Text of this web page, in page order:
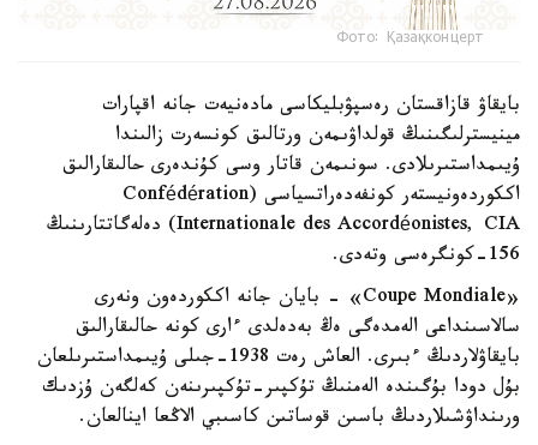
Фото: Қазақконцерт
بايقاۋ قازاقستان رەسپۋبليكاسى مادەنيەت جانە اقپارات
مينيسترلىگىنىڭ قولداۋىمەن ورتالىق كونسەرت زالىندا
ۇيىمداستىرىلادى. سونىمەن قاتار وسى كۇندەرى حالىقارالىق
اككوردەونيستەر كونفەدەراتسياسى (Confédération
Internationale des Accordéonistes, CIA) دەلەگاتتارىنىڭ
156-كونگرەسى وتەدى.
«Coupe Mondiale» - بايان جانە اككوردەون ونەرى
سالاسىنداعى الەمدەگى ەڭ بەدەلدى ءارى كونە حالىقارالىق
بايقاۋلاردىڭ ءبىرى. العاش رەت 1938-جىلى ۇيىمداستىرىلعان
بۇل دودا بۇگىندە الەمنىڭ تۇكپىر-تۇكپىرىنەن كەلگەن ۇزدىك
ورىنداۋشىلاردىڭ باسىن قوساتىن كاسىبي الاڭعا اينالعان.